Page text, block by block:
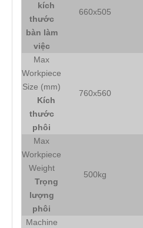
kích
thước
bàn làm
việc
660x505
Max
Workpiece
Size (mm)
Kích
thước
phôi
760x560
Max
Workpiece
Weight
Trọng
lượng
phôi
500kg
Machine